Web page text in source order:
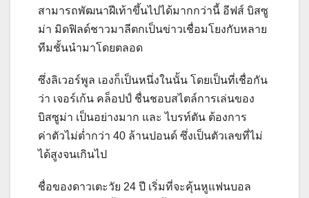
สามารถพัฒนาฝีเท้าขึ้นไปได้มากกว่านี้ อีฟส์ บิสซู
ม่า มิดฟิลด์ชาวมาลีตกเป็นข่าวเชื่อมโยงกับหลาย
ทีมชั้นนำมาโดยตลอด
ซึ่งลิเวอร์พูล เองก็เป็นหนึ่งในนั้น โดยเป็นที่เชื่อกัน
ว่า เจอร์เก้น คล็อปป์ ชื่นชอบสไตล์การเล่นของ
บิสซูม่า เป็นอย่างมาก และ ไบรท์ตัน ต้องการ
ค่าตัวไม่ต่ำกว่า 40 ล้านปอนด์ ซึ่งเป็นตัวเลขที่ไม่
ได้สูงจนเกินไป
ชื่อของดาวเตะวัย 24 ปี เริ่มที่จะคุ้นหูแฟนบอล